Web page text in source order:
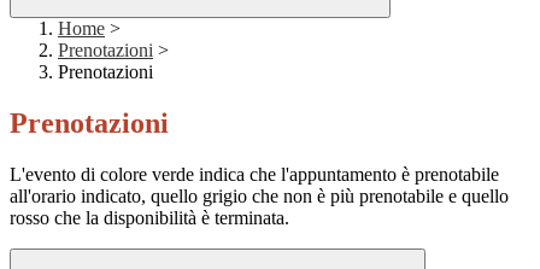
Home >
Prenotazioni >
Prenotazioni
Prenotazioni
L'evento di colore verde indica che l'appuntamento è prenotabile
all'orario indicato, quello grigio che non è più prenotabile e quello
rosso che la disponibilità è terminata.